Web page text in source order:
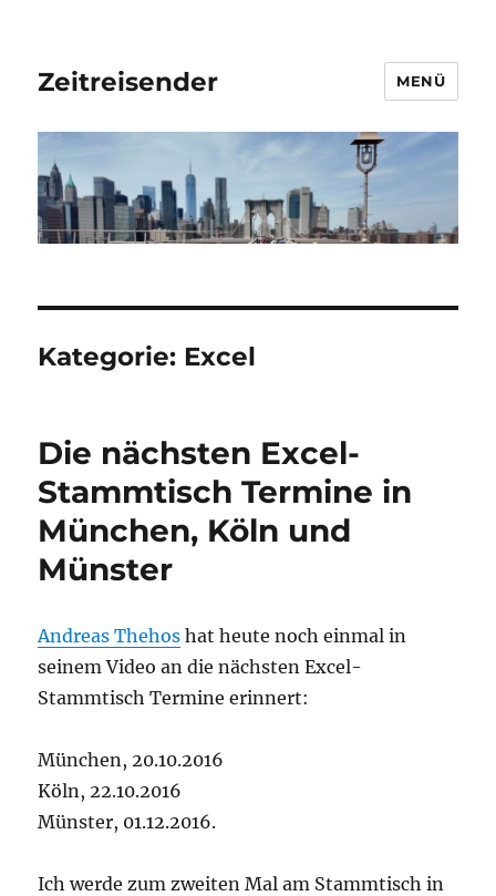
Zeitreisender MENÜ
Kategorie: Excel
Die nächsten Excel-
Stammtisch Termine in
München, Köln und
Münster
Andreas Thehos hat heute noch einmal in
seinem Video an die nächsten Excel-
Stammtisch Termine erinnert:
München, 20.10.2016
Köln, 22.10.2016
Münster, 01.12.2016.
Ich werde zum zweiten Mal am Stammtisch in